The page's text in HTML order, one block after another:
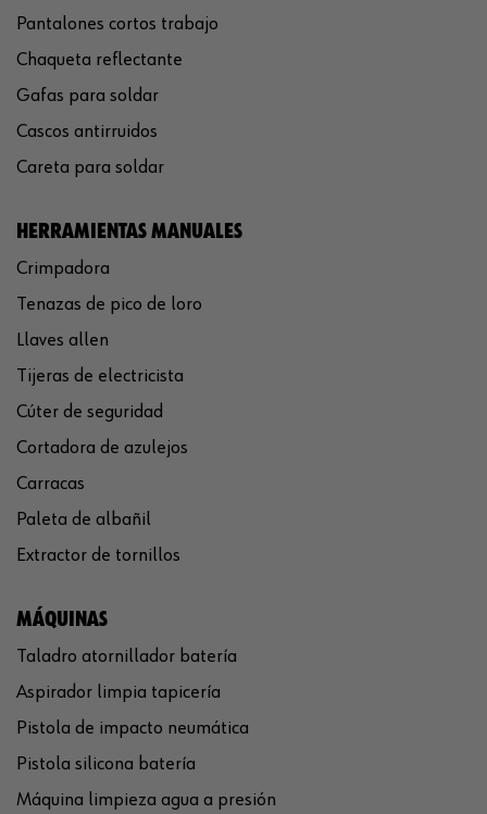
Pantalones cortos trabajo
Chaqueta reflectante
Gafas para soldar
Cascos antirruidos
Careta para soldar
HERRAMIENTAS MANUALES
Crimpadora
Tenazas de pico de loro
Llaves allen
Tijeras de electricista
Cúter de seguridad
Cortadora de azulejos
Carracas
Paleta de albañil
Extractor de tornillos
MÁQUINAS
Taladro atornillador batería
Aspirador limpia tapicería
Pistola de impacto neumática
Pistola silicona batería
Máquina limpieza agua a presión